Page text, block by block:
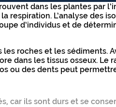
dans les plantes par
respiration. L’analyse des
d’individus et de
roches et les sédiments.
dans les tissus osseux.
ou des dents peut
car ils sont durs et se